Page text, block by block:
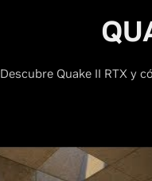
Descubre Quake II RTX y